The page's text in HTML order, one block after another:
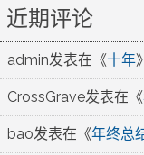
近期评论
admin发表在《十年》
CrossGrave发表在《
bao发表在《年终总